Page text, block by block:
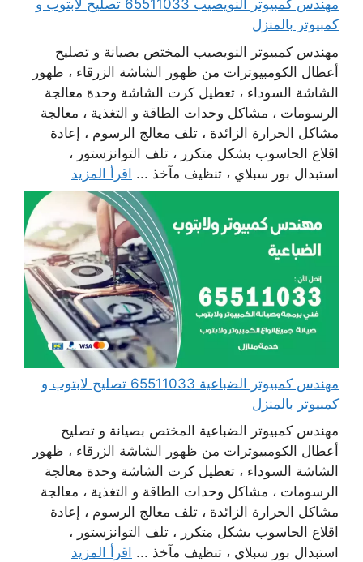
مهندس كمبيوتر النويصيب 65511033 تصليح لابتوب و
كمبيوتر بالمنزل
مهندس كمبيوتر النويصيب المختص بصيانة و تصليح
أعطال الكومبيوترات من ظهور الشاشة الزرقاء ، ظهور
الشاشة السوداء ، تعطيل كرت الشاشة وحدة معالجة
الرسومات ، مشاكل وحدات الطاقة و التغذية ، معالجة
مشاكل الحرارة الزائدة ، تلف معالج الرسوم ، إعادة
اقلاع الحاسوب بشكل متكرر ، تلف التوانزستور ،
استبدال بور سبلاي ، تنظيف مآخذ ... اقرأ المزيد
مهندس كمبيوتر الضباعية 65511033 تصليح لابتوب و
كمبيوتر بالمنزل
مهندس كمبيوتر الضباعية المختص بصيانة و تصليح
أعطال الكومبيوترات من ظهور الشاشة الزرقاء ، ظهور
الشاشة السوداء ، تعطيل كرت الشاشة وحدة معالجة
الرسومات ، مشاكل وحدات الطاقة و التغذية ، معالجة
مشاكل الحرارة الزائدة ، تلف معالج الرسوم ، إعادة
اقلاع الحاسوب بشكل متكرر ، تلف التوانزستور ،
استبدال بور سبلاي ، تنظيف مآخذ ... اقرأ المزيد